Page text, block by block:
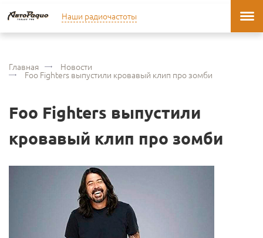
Наши радиочастоты
Главная Новости
Foo Fighters выпустили кровавый клип про зомби
Foo Fighters выпустили
кровавый клип про зомби